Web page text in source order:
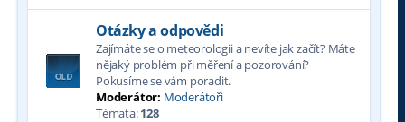
Otázky a odpovědi
Zajímáte se o meteorologii a nevíte jak začít? Máte
nějaký problém při měření a pozorování?
Pokusíme se vám poradit.
Moderátor: Moderátoři
Témata:128